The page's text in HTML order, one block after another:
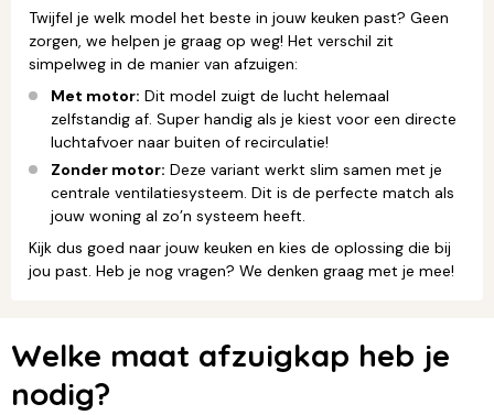
Twijfel je welk model het beste in jouw keuken past? Geen
zorgen, we helpen je graag op weg! Het verschil zit
simpelweg in de manier van afzuigen:
Met motor: Dit model zuigt de lucht helemaal
zelfstandig af. Super handig als je kiest voor een directe
luchtafvoer naar buiten of recirculatie!
Zonder motor: Deze variant werkt slim samen met je
centrale ventilatiesysteem. Dit is de perfecte match als
jouw woning al zo’n systeem heeft.
Kijk dus goed naar jouw keuken en kies de oplossing die bij
jou past. Heb je nog vragen? We denken graag met je mee!
Welke maat afzuigkap heb je
nodig?